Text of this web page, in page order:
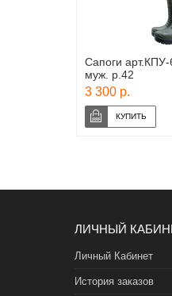
Сапоги
муж. р.42
3 300 р.
ЛИЧНЫЙ
Личный Кабинет
История заказов